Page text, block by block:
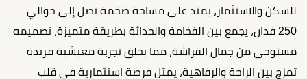
للسكن والاستثمار، يمتد على مساحة ضخمة تصل إلى حوالي
250 فدان، يجمع بين الفخامة والحداثة بطريقة متميزة، تصميمه
مستوحى من جمال الفراشة، مما يخلق تجربة معيشية فريدة
تمزج بين الراحة والرفاهية، يمثل فرصة استثمارية في قلب